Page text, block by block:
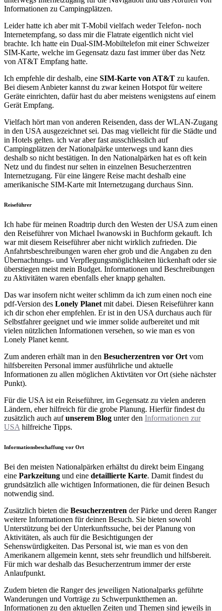
Informationen zu Campingplätzen.
Leider hatte ich aber mit T-Mobil vielfach weder Telefon- noch
Internetempfang, so dass mir die Flatrate eigentlich nicht viel
brachte. Ich hatte ein Dual-SIM-Mobiltelefon mit einer Schweizer
SIM-Karte, welche im Gegensatz dazu fast immer über das Netz
von AT&T Empfang hatte.
Ich empfehle dir deshalb, eine SIM-Karte von AT&T zu kaufen.
Bei diesem Anbieter kannst du zwar keinen Hotspot für weitere
Geräte einrichten, dafür hast du aber meistens wenigstens auf einem
Gerät Empfang.
Vielfach hört man von anderen Reisenden, dass der WLAN-Zugang
in den USA ausgezeichnet sei. Das mag vielleicht für die Städte und
in Hotels gelten. ich war aber fast ausschliesslich auf
Campingplätzen der Nationalpärke unterwegs und kann dies
deshalb so nicht bestätigen. In den Nationalpärken hat es oft kein
Netz und du findest nur selten in einzelnen Besucherzentren
Internetzugang. Für eine längere Reise macht deshalb eine
amerikanische SIM-Karte mit Internetzugang durchaus Sinn.
Reiseführer
Ich habe für meinen Roadtrip durch den Westen der USA zum einen
den Reiseführer von Michael Iwanowski in Buchform gekauft. Ich
war mit diesem Reiseführer aber nicht wirklich zufrieden. Die
Anfahrtsbeschreibungen waren eher grob und die Angaben zu den
Übernachtungs- und Verpflegungsmöglichkeiten lückenhaft oder sie
überstiegen meist mein Budget. Informationen und Beschreibungen
zu Aktivitäten waren ebenfalls eher knapp gehalten.
Das war insofern nicht weiter schlimm da ich zum einen noch eine
pdf-Version des Lonely Planet mit dabei. Diesen Reiseführer kann
ich dir schon eher empfehlen. Er ist in den USA durchaus auch für
Selbstfahrer geeignet und wie immer solide aufbereitet und mit
vielen nützlichen Informationen versehen, so wie man es von
Lonely Planet kennt.
Zum anderen erhält man in den Besucherzentren vor Ort vom
hilfsbereiten Personal immer ausführliche und aktuelle
Informationen zu allen möglichen Aktivtäten vor Ort (siehe nächster
Punkt).
Für die USA ist ein Reiseführer, im Gegensatz zu vielen anderen
Ländern, eher hilfreich für die grobe Planung. Hierfür findest du
zusätzlich auch aufunserem Blog unter den Informationen zur
USA hilfreiche Tipps.
Informationsbeschaffung vor Ort
Bei den meisten Nationalpärken erhältst du direkt beim Eingang
eine Parkzeitung und eine detaillierte Karte. Damit findest du
grundsätzlich alle wichtigen Informationen, die für deinen Besuch
notwendig sind.
Zusätzlich bieten die Besucherzentren der Pärke und deren Ranger
weitere Informationen für deinen Besuch. Sie bieten sowohl
Unterstützung bei der Unterkunftssuche, bei der Planung von
Aktivitäten, als auch für die Besichtigungen der
Sehenswürdigkeiten. Das Personal ist, wie man es von den
Amerikanern allgemein kennt, stets sehr freundlich und hilfsbereit.
Für mich war deshalb das Besucherzentrum immer der erste
Anlaufpunkt.
Zudem bieten die Ranger des jeweiligen Nationalparks geführte
Wanderungen und Vorträge zu Schwerpunktthemen an.
Informationen zu den aktuellen Zeiten und Themen sind jeweils in